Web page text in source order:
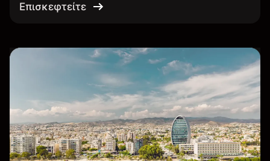
Επισκεφτείτε